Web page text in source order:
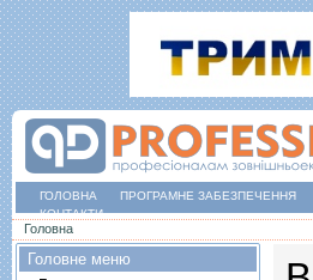
ГОЛОВНА ПРОГРАМНЕ ЗАБЕЗПЕЧЕННЯ
КОНТАКТИ
Ви є тут
Головна
Головне меню